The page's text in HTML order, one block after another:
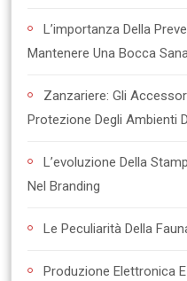
L’importanza Della
Mantenere Una Bocca
Zanzariere: Gli
Protezione Degli Ambienti
L’evoluzione Della
Nel Branding
Le Peculiarità Della
Produzione Elettronica